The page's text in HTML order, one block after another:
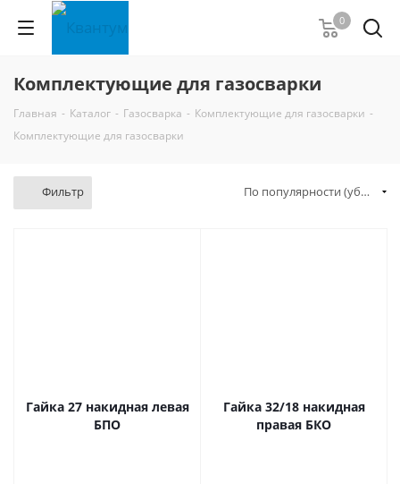
0
Комплектующие для газосварки
Главная - Каталог - Газосварка - Комплектующие для газосварки -
Комплектующие для газосварки
Фильтр По популярности (убывание)
Гайка 27 накидная левая
БПО
Гайка 32/18 накидная
правая БКО